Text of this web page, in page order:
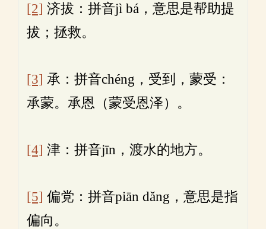
[2] 济拔：拼音jì bá，意思是帮助提
拔；拯救。
[3] 承：拼音chéng，受到，蒙受：
承蒙。承恩（蒙受恩泽）。
[4] 津：拼音jīn，渡水的地方。
[5] 偏党：拼音piān dǎng，意思是指
偏向。